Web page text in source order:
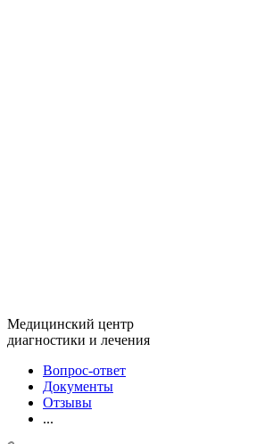
Медицинский центр
диагностики и лечения
Вопрос-ответ
Документы
Отзывы
...